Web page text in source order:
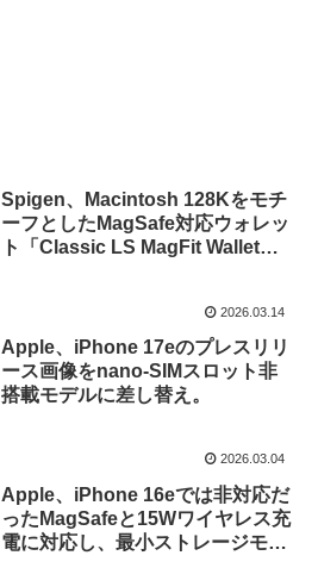
Spigen、Macintosh 128Kをモチ
ーフとしたMagSafe対応ウォレッ
ト「Classic LS MagFit Wallet」
2026.03.14
Apple、iPhone 17eのプレスリリ
ース画像をnano-SIMスロット非
搭載モデルに差し替え。
2026.03.04
Apple、iPhone 16eでは非対応だ
ったMagSafeと15Wワイヤレス充
電に対応し、最小ストレージモデ